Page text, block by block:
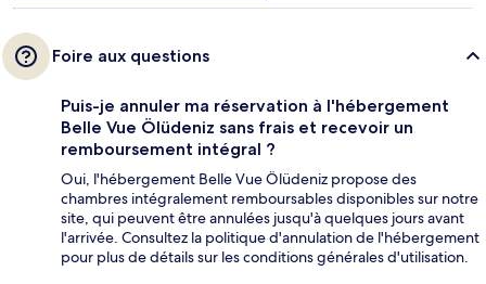
Foire aux questions
Puis-je annuler ma réservation à l'hébergement
Belle Vue Ölüdeniz sans frais et recevoir un
remboursement intégral ?
Oui, l'hébergement Belle Vue Ölüdeniz propose des
chambres intégralement remboursables disponibles sur notre
site, qui peuvent être annulées jusqu'à quelques jours avant
l'arrivée. Consultez la politique d'annulation de l'hébergement
pour plus de détails sur les conditions générales d'utilisation.